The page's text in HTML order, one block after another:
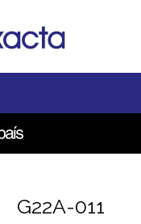
G22A-011